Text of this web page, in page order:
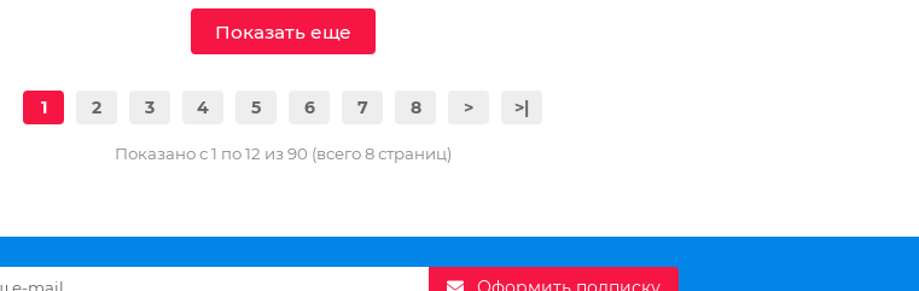
Показать еще
1 2 3 4 5 6 7 8 > >|
Показано с 1 по 12 из 90 (всего 8 страниц)